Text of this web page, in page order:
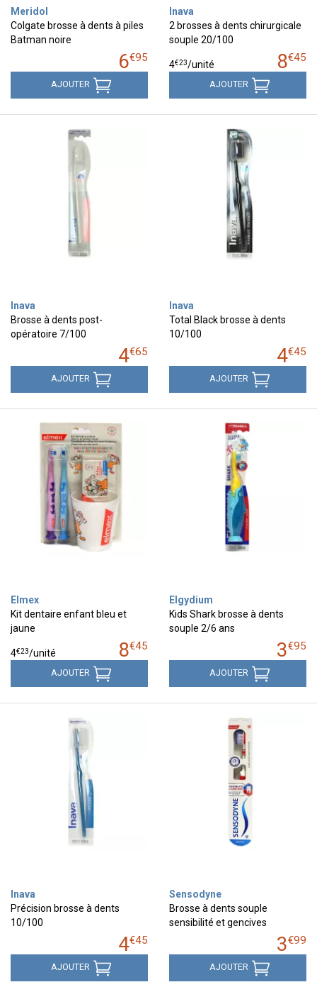
Meridol
Colgate brosse à dents à piles
Batman noire
6€95
AJOUTER
Inava
2 brosses à dents chirurgicale
souple 20/100
8€45
4€23/unité
AJOUTER
Inava
Brosse à dents post-
opératoire 7/100
4€65
AJOUTER
Inava
Total Black brosse à dents
10/100
4€45
AJOUTER
Elmex
Kit dentaire enfant bleu et
jaune
8€45
4€23/unité
AJOUTER
Elgydium
Kids Shark brosse à dents
souple 2/6 ans
3€95
AJOUTER
Inava
Précision brosse à dents
10/100
4€45
AJOUTER
Sensodyne
Brosse à dents souple
sensibilité et gencives
3€99
AJOUTER